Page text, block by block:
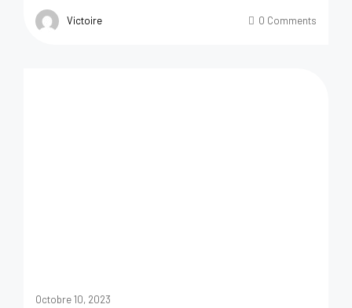
Victoire 0 Comments
Octobre 10, 2023